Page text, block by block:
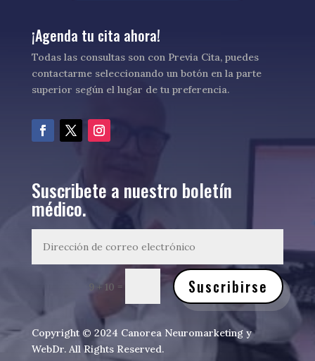
¡Agenda tu cita ahora!
Todas las consultas son con Previa Cita, puedes
contactarme seleccionando un botón en la parte
superior según el lugar de tu preferencia.
Suscribete a nuestro boletín
médico.
9 + 10 = Suscribirse
Copyright © 2024 Canorea Neuromarketing y
WebDr. All Rights Reserved.